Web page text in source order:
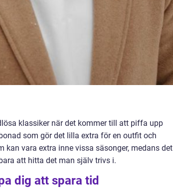
klassiker när det kommer till att piffa upp
som gör det lilla extra för en outfit och
vara extra inne vissa säsonger, medans det
att hitta det man själv trivs i.
dig att spara tid